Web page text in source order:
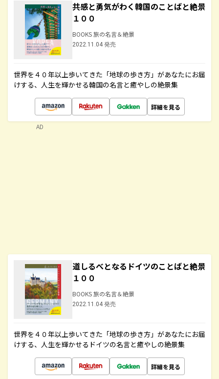
共感と勇気がわく韓国のことばと絶景
１００
BOOKS 旅の名言＆絶景
2022.11.04 発売
世界を４０年以上歩いてきた「地球の歩き方」があなたにお届
けする、人生を輝かせる韓国の名言と癒やしの絶景集
詳細を見る
道しるべとなるドイツのことばと絶景
１００
BOOKS 旅の名言＆絶景
2022.11.04 発売
世界を４０年以上歩いてきた「地球の歩き方」があなたにお届
けする、人生を輝かせるドイツの名言と癒やしの絶景集
詳細を見る
AD